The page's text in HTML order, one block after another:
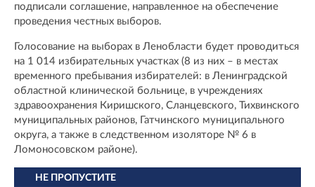
подписали соглашение, направленное на обеспечение
проведения честных выборов.
Голосование на выборах в Ленобласти будет проводиться
на 1 014 избирательных участках (8 из них – в местах
временного пребывания избирателей: в Ленинградской
областной клинической больнице, в учреждениях
здравоохранения Киришского, Сланцевского, Тихвинского
муниципальных районов, Гатчинского муниципального
округа, а также в следственном изоляторе № 6 в
Ломоносовском районе).
НЕ ПРОПУСТИТЕ